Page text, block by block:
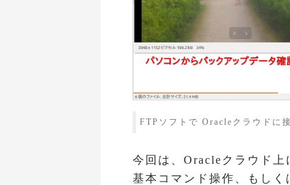
FTPソフトで Oracleクラウドに
今回は、Oracleクラウド上
基本コマンド操作、もしく